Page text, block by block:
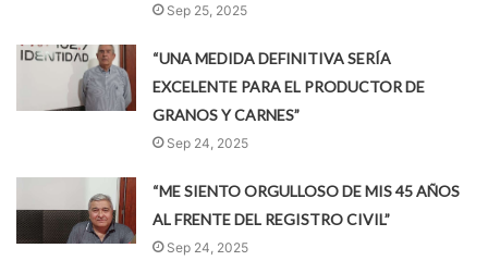
Sep 25, 2025
“UNA MEDIDA DEFINITIVA SERÍA
EXCELENTE PARA EL PRODUCTOR DE
GRANOS Y CARNES”
Sep 24, 2025
“ME SIENTO ORGULLOSO DE MIS 45 AÑOS
AL FRENTE DEL REGISTRO CIVIL”
Sep 24, 2025